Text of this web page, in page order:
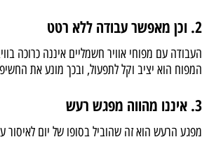
2. וכן מאפשר עבודה ללא רטט
העבודה עם מפוחי אוויר חשמליים איננה כרוכה
המפוח הוא יציב וקל לתפעול, ובכך מונע את
3. איננו מהווה מפגש רעש
מפגע הרעש הוא זה שהוביל בסופו של יום לאיסור